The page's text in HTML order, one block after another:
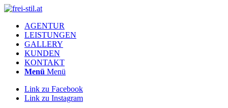
AGENTUR
LEISTUNGEN
GALLERY
KUNDEN
KONTAKT
Menü Menü
Link zu Facebook
Link zu Instagram